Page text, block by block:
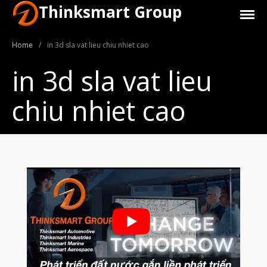
Giới Thiệu
Máy In 3D Để Bàn Formlabs U.S.
Máy In 3D SLA Công Nghiệp
Máy in 3D EOS
Máy in 3D nhựa PEEK EXT 220
MED | 3D SYSTEM
Máy In 3D FDM Để Bàn & Công
Thinksmart Group
Home / in 3d sla vat lieu chiu nhiet cao
in 3d sla vat lieu
chiu nhiet cao